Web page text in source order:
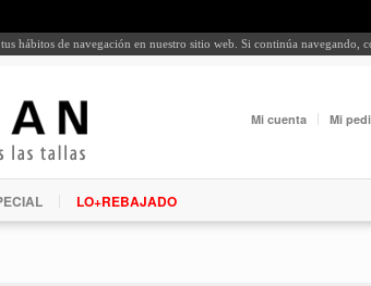
hábitos de navegación en nuestro sitio web. Si continúa navegando,
Mi cuenta Mi
LO+REBAJADO